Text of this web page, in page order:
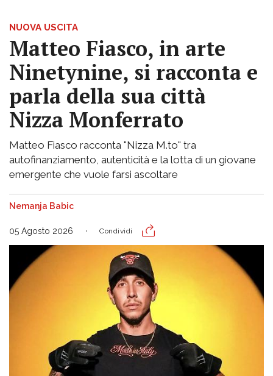
NUOVA USCITA
Matteo Fiasco, in arte
Ninetynine, si racconta e
parla della sua città
Nizza Monferrato
Matteo Fiasco racconta "Nizza M.to" tra
autofinanziamento, autenticità e la lotta di un giovane
emergente che vuole farsi ascoltare
Nemanja Babic
05 Agosto 2026 Condividi